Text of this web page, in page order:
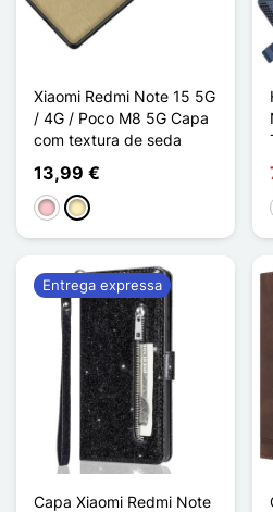
Xiaomi Redmi Note 15 5G
/ 4G / Poco M8 5G Capa
com textura de seda
13,99 €
RosaOuro
Capa Xiaomi Redmi Note
Entrega expressa